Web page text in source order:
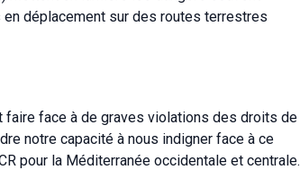
déplacement sur des routes terrestres
faire face à de graves violations des droits de
notre capacité à nous indigner face à ce
pour la Méditerranée occidentale et centrale.